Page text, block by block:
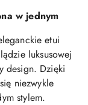
w jednym
etui
luksusowej
design. Dzięki
niezwykle
stylem.